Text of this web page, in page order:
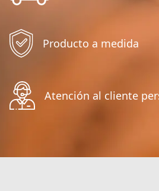
Producto a medida
Atención al cliente